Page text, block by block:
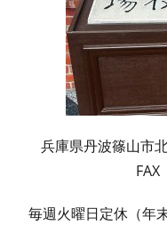
兵庫県丹波篠山市
毎週火曜日定休（年